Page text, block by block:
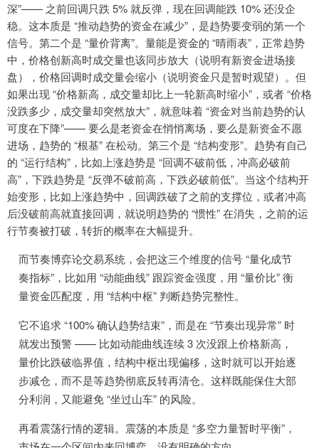
深”—— 之前回调只跌 5% 就反弹，现在回调能跌 10% 还没企
稳。这本质是 “推动趋势的资金在减少”，是趋势要变弱的第一个
信号。第二个是 “量价背离”。量能是资金的 “晴雨表”，正常趋势
中，价格创新高时成交量也该同步放大（说明有新资金进场接
盘），价格回调时成交量会缩小（说明资金只是暂时观望）。但
如果出现 “价格新高，成交量却比上一轮新高时缩小”，或者 “价格
没跌多少，成交量却突然放大”，就意味着 “资金对当前趋势的认
可度在下降”—— 要么是老资金在悄悄离场，要么是新资金不愿
进场，趋势的 “根基” 在松动。第三个是 “结构变形”。趋势有自己
的 “运行结构”，比如上涨趋势是 “回调不破前低，冲高必破前
高”，下跌趋势是 “反弹不破前高，下跌必破前低”。当这个结构开
始变形，比如上涨趋势中，回调跌破了之前的支撑位，或者冲高
后没破前高就直接回调，就说明趋势的 “惯性” 在消失，之前的运
行节奏被打破，转折的概率在大幅提升。
而节奏博弈论交易系统，会把这三个维度的信号 “量化成节
奏指标”，比如用 “动能曲线” 跟踪资金强度，用 “量价比” 衡
量资金匹配度，用 “结构中枢” 判断趋势完整性。
它不追求 “100% 确认趋势结束”，而是在 “节奏出现异常” 时
就发出预警 —— 比如动能曲线连续 3 次没跟上价格新高，
量价比跌破临界值，结构中枢出现偏移，这时就可以开始逐
步减仓，而不是等趋势彻底反转再清仓。这样既能保住大部
分利润，又能避免 “坐过山车” 的风险。
再看震荡行情的逻辑。震荡的本质是 “多空力量暂时平衡”，